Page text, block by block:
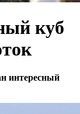
куб
интересный